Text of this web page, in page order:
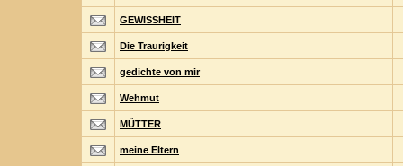
GEWISSHEIT
Die Traurigkeit
gedichte von mir
Wehmut
MÜTTER
meine Eltern